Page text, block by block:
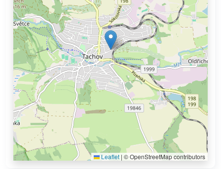
Leaflet | © OpenStreetMap contributors